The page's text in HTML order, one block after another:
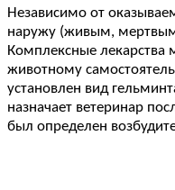
Независимо от
наружу (живым,
Комплексные
животному
установлен вид
назначает ветеринар
был определен